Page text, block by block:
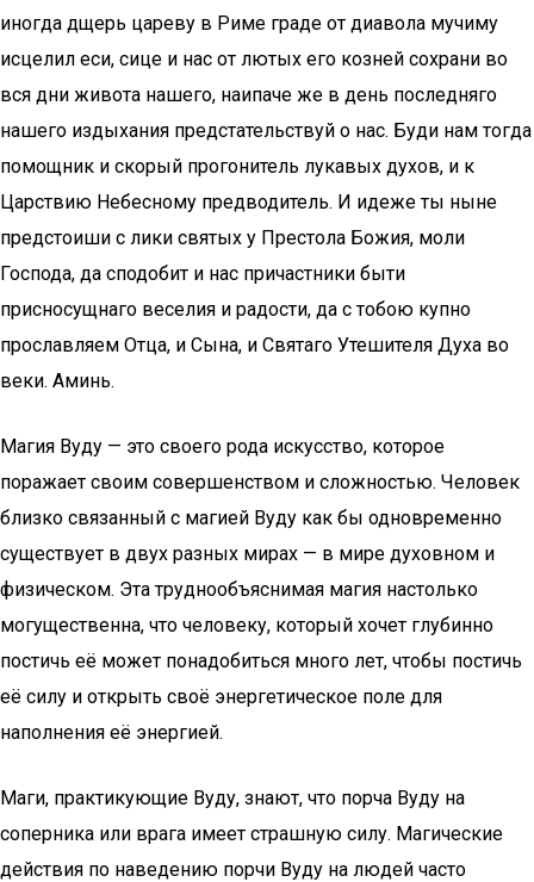
иногда дщерь цареву в Риме граде от диавола мучиму
исцелил еси, сице и нас от лютых его козней сохрани во
вся дни живота нашего, наипаче же в день последняго
нашего издыхания предстательствуй о нас. Буди нам тогда
помощник и скорый прогонитель лукавых духов, и к
Царствию Небесному предводитель. И идеже ты ныне
предстоиши с лики святых у Престола Божия, моли
Господа, да сподобит и нас причастники быти
присносущнаго веселия и радости, да с тобою купно
прославляем Отца, и Сына, и Святаго Утешителя Духа во
веки. Аминь.
Магия Вуду — это своего рода искусство, которое
поражает своим совершенством и сложностью. Человек
близко связанный с магией Вуду как бы одновременно
существует в двух разных мирах — в мире духовном и
физическом. Эта труднообъяснимая магия настолько
могущественна, что человеку, который хочет глубинно
постичь её может понадобиться много лет, чтобы постичь
её силу и открыть своё энергетическое поле для
наполнения её энергией.
Маги, практикующие Вуду, знают, что порча Вуду на
соперника или врага имеет страшную силу. Магические
действия по наведению порчи Вуду на людей часто